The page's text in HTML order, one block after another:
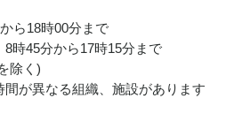
ら18時00分まで
時45分から17時15分まで
除く)
が異なる組織、施設があります